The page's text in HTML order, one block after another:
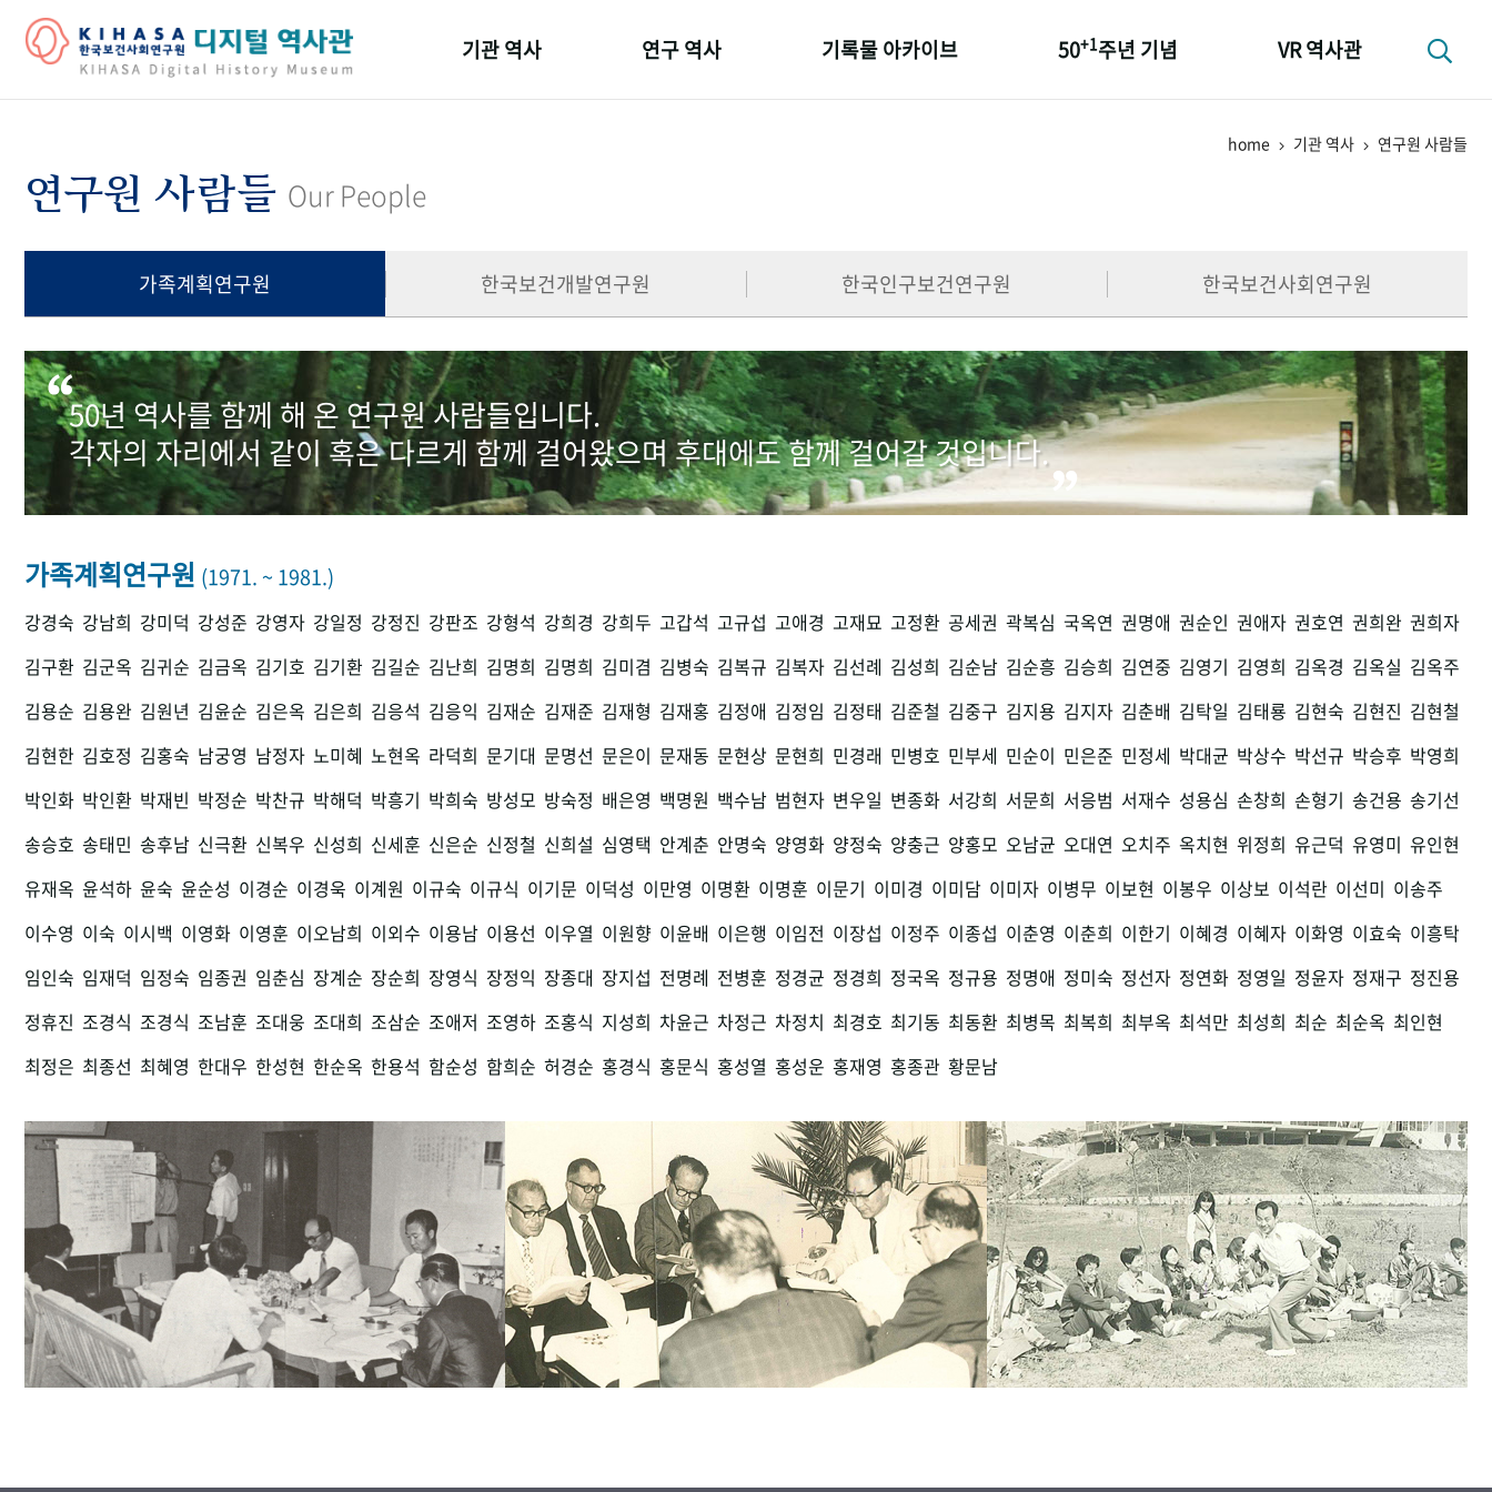
기관 역사 연구 역사 기록물 아카이브 50+1주년 기념
세계와 함께 한 KIHASA
VR 역사관
home 기관 역사 연구원 사람들
연구원 사람들 Our People
가족계획연구원 한국보건개발연구원 한국인구보건연구원 한국보건사회연구원
50년 역사를 함께 해 온 연구원 사람들입니다.
각자의 자리에서 같이 혹은 다르게 함께 걸어왔으며 후대에도 함께 걸어갈 것입니다.
가족계획연구원 (1971. ~ 1981.)
강경숙 강남희 강미덕 강성준 강영자 강일정 강정진 강판조 강형석 강희경 강희두 고갑석 고규섭 고애경 고재묘 고정환 공세권 곽복심 국옥연 권명애 권순인 권애자 권호연 권희완 권희자
김구환 김군옥 김귀순 김금옥 김기호 김기환 김길순 김난희 김명희 김명희 김미겸 김병숙 김복규 김복자 김선례 김성희 김순남 김순흥 김승희 김연중 김영기 김영희 김옥경 김옥실 김옥주
김용순 김용완 김원년 김윤순 김은옥 김은희 김응석 김응익 김재순 김재준 김재형 김재홍 김정애 김정임 김정태 김준철 김중구 김지용 김지자 김춘배 김탁일 김태룡 김현숙 김현진 김현철
김현한 김호정 김홍숙 남궁영 남정자 노미혜 노현옥 라덕희 문기대 문명선 문은이 문재동 문현상 문현희 민경래 민병호 민부세 민순이 민은준 민정세 박대균 박상수 박선규 박승후 박영희
박인화 박인환 박재빈 박정순 박찬규 박해덕 박흥기 박희숙 방성모 방숙정 배은영 백명원 백수남 범현자 변우일 변종화 서강희 서문희 서응범 서재수 성용심 손창희 손형기 송건용 송기선
송승호 송태민 송후남 신극환 신복우 신성희 신세훈 신은순 신정철 신희설 심영택 안계춘 안명숙 양영화 양정숙 양충근 양홍모 오남균 오대연 오치주 옥치현 위정희 유근덕 유영미 유인현
유재옥 윤석하 윤숙 윤순성 이경순 이경욱 이계원 이규숙 이규식 이기문 이덕성 이만영 이명환 이명훈 이문기 이미경 이미담 이미자 이병무 이보현 이봉우 이상보 이석란 이선미 이송주
이수영 이숙 이시백 이영화 이영훈 이오남희 이외수 이용남 이용선 이우열 이원향 이윤배 이은행 이임전 이장섭 이정주 이종섭 이춘영 이춘희 이한기 이혜경 이혜자 이화영 이효숙 이흥탁
임인숙 임재덕 임정숙 임종권 임춘심 장계순 장순희 장영식 장정익 장종대 장지섭 전명례 전병훈 정경균 정경희 정국옥 정규용 정명애 정미숙 정선자 정연화 정영일 정윤자 정재구 정진용
정휴진 조경식 조경식 조남훈 조대웅 조대희 조삼순 조애저 조영하 조홍식 지성희 차윤근 차정근 차정치 최경호 최기동 최동환 최병목 최복희 최부옥 최석만 최성희 최순 최순옥 최인현
최정은 최종선 최혜영 한대우 한성현 한순옥 한용석 함순성 함희순 허경순 홍경식 홍문식 홍성열 홍성운 홍재영 홍종관 황문남